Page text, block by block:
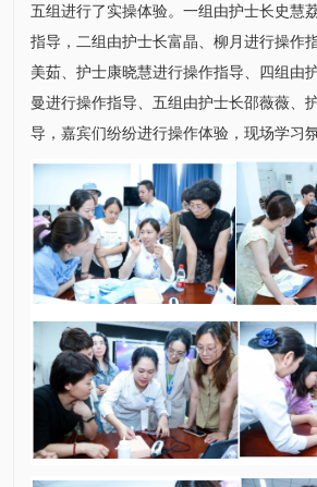
五组进行了实操体验。一组由护士长史慧
指导，二组由护士长富晶 柳月进行操作
美茹、护士康晓慧进行操作指导、四组由
曼进行操作指导、五组由护士长邵薇薇、
导，嘉宾们纷纷进行操作体验，现场学习